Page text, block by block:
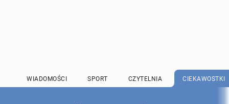
WIADOMOŚCI SPORT CZYTELNIA CIEKAWOSTKI